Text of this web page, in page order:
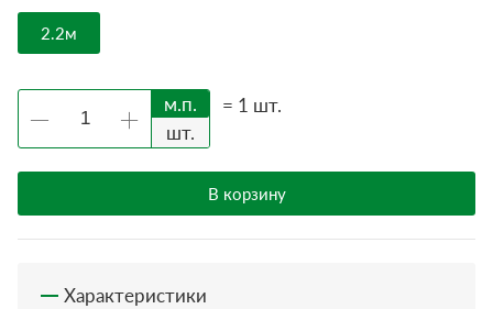
2.2м
м.п.
шт.
= 1 шт.
В корзину
Характеристики